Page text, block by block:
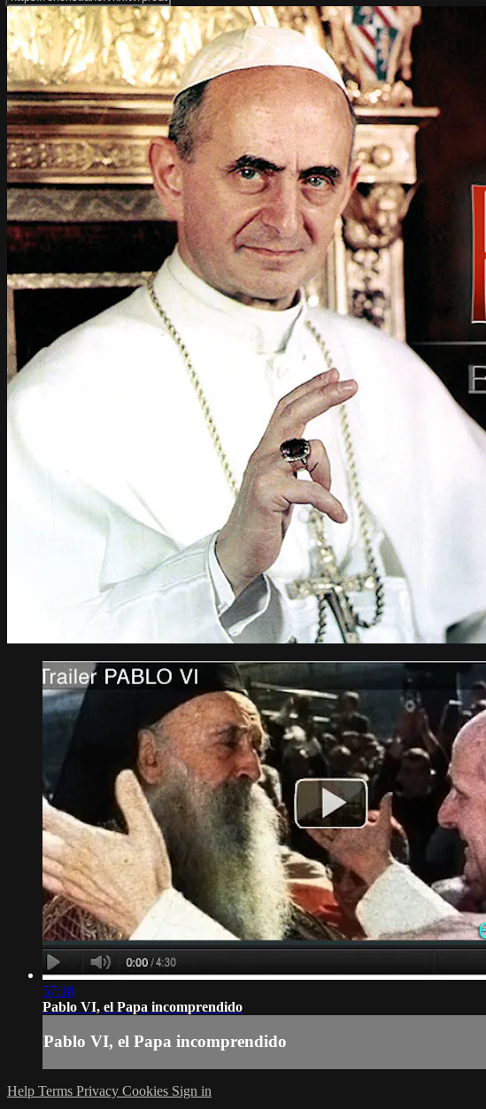
57:18
Pablo VI, el Papa incomprendido
Pablo VI, el Papa incomprendido
Help Terms Privacy Cookies Sign in